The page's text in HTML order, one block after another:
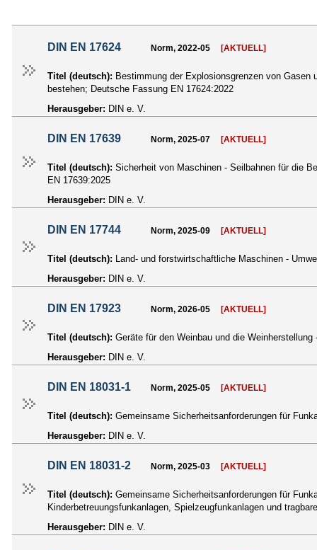
DIN EN 17624 Norm, 2022-05 [AKTUELL]
Titel (deutsch): Bestimmung der Explosionsgrenzen von
bestehen; Deutsche Fassung EN 17624:2022
Herausgeber: DIN e. V.
DIN EN 17639 Norm, 2025-07 [AKTUELL]
Titel (deutsch): Sicherheit von Maschinen - Seilbahnen für die
EN 17639:2025
Herausgeber: DIN e. V.
DIN EN 17744 Norm, 2025-09 [AKTUELL]
Titel (deutsch): Land- und forstwirtschaftliche Maschinen -
Herausgeber: DIN e. V.
DIN EN 17923 Norm, 2026-05 [AKTUELL]
Titel (deutsch): Geräte für den Weinbau und die
Herausgeber: DIN e. V.
DIN EN 18031-1 Norm, 2025-05 [AKTUELL]
Titel (deutsch): Gemeinsame Sicherheitsanforderungen für
Herausgeber: DIN e. V.
DIN EN 18031-2 Norm, 2025-03 [AKTUELL]
Titel (deutsch): Gemeinsame Sicherheitsanforderungen für
Kinderbetreuungsfunkanlagen, Spielzeugfunkanlagen und
Herausgeber: DIN e. V.